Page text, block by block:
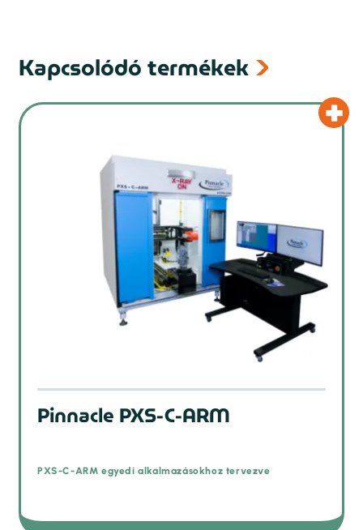
Kapcsolódó termékek
Pinnacle PXS-C-ARM
PXS-C-ARM egyedi alkalmazásokhoz tervezve